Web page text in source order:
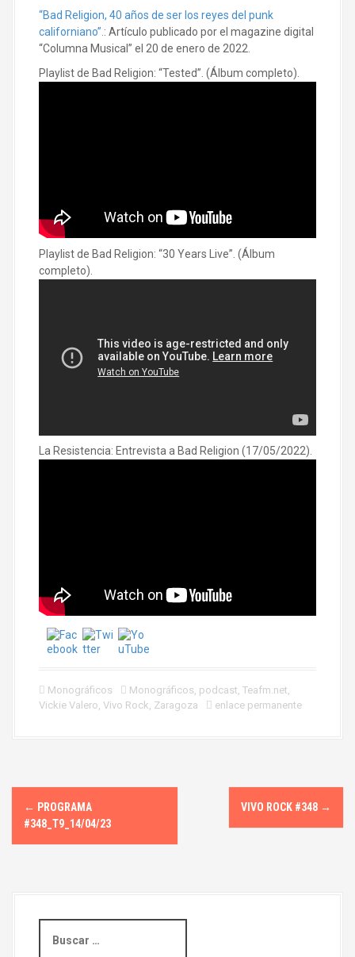
“Bad Religion, 40 años de ser los reyes del punk
californiano”. : Artículo publicado por el magazine digital
“Columna Musical” el 20 de enero de 2022.
Playlist de Bad Religion: “Tested”. (Álbum completo).
Playlist de Bad Religion: “30 Years Live”. (Álbum
completo).
La Resistencia: Entrevista a Bad Religion (17/05/2022).
Monográficos Monográficos, podcast, Teafm.net,
Vickie Valero, Vivo Rock, Zaragoza enlace permanente
N← PROGRAMA
#348_T9_14/04/23
VIVO ROCK #348 →